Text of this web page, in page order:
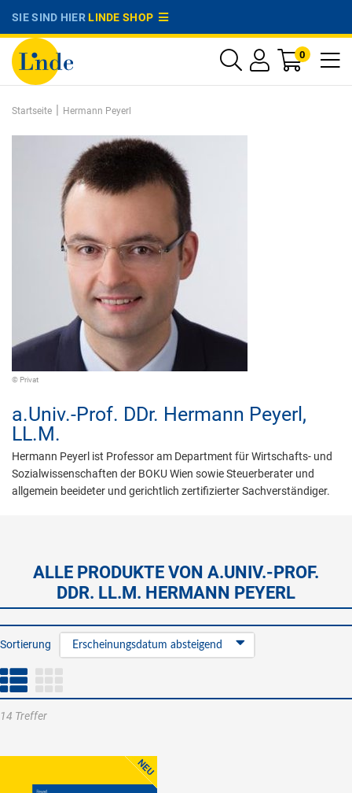
SIE SIND HIERLINDE SHOP
0
Startseite | Hermann Peyerl
© Privat
a.Univ.-Prof. DDr. Hermann Peyerl,
LL.M.
Hermann Peyerl ist Professor am Department für Wirtschafts- und
Sozialwissenschaften der BOKU Wien sowie Steuerberater und
allgemein beeideter und gerichtlich zertifizierter Sachverständiger.
ALLE PRODUKTE VON A.UNIV.-PROF.
DDR. LL.M. HERMANN PEYERL
Sortierung Erscheinungsdatum absteigend
14 Treffer